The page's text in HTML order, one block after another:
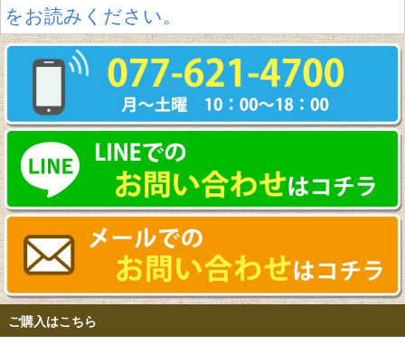
をお読みください。
ご購入はこちら